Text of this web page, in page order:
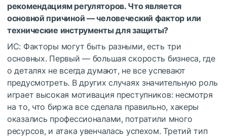
рекомендациям регуляторов. Что является
основной причиной — человеческий фактор или
технические инструменты для защиты?
ИС: Факторы могут быть разными, есть три
основных. Первый — большая скорость бизнеса, где
о деталях не всегда думают, не все успевают
предусмотреть. В других случаях значительную роль
играет высокая мотивация преступников: несмотря
на то, что биржа все сделала правильно, хакеры
оказались профессионалами, потратили много
ресурсов, и атака увенчалась успехом. Третий тип